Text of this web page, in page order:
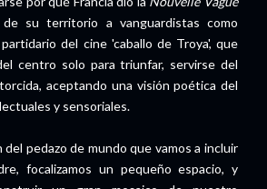
su territorio a vanguardistas como
del cine 'caballo de Troya', que
centro solo para triunfar, servirse del
aceptando una visión poética del
y sensoriales.
del pedazo de mundo que vamos a incluir
focalizamos un pequeño espacio, y